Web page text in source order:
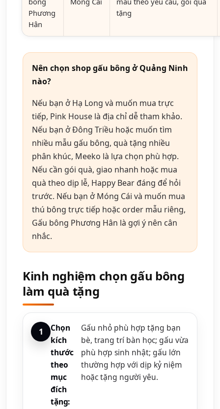
Phương
Hân
tặng
Nên chọn shop gấu bông ở Quảng Ninh
nào?
Nếu bạn ở Hạ Long và muốn mua trực
tiếp, Pink House là địa chỉ dễ tham khảo.
Nếu bạn ở Đông Triều hoặc muốn tìm
nhiều mẫu gấu bông, quà tặng nhiều
phân khúc, Meeko là lựa chọn phù hợp.
Nếu cần gói quà, giao nhanh hoặc mua
quà theo dịp lễ, Happy Bear đáng để hỏi
trước. Nếu bạn ở Móng Cái và muốn mua
thú bông trực tiếp hoặc order mẫu riêng,
Gấu bông Phương Hân là gợi ý nên cân
nhắc.
Kinh nghiệm chọn gấu bông
làm quà tặng
Chọn
kích
thước
theo
mục
đích
tặng:
Gấu nhỏ phù hợp tặng bạn
bè, trang trí bàn học; gấu vừa
phù hợp sinh nhật; gấu lớn
thường hợp với dịp kỷ niệm
hoặc tặng người yêu.